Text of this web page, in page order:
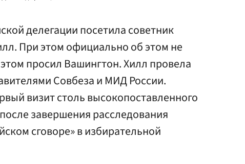
делегации посетила советник
При этом официально об этом не
просил Вашингтон. Хилл провела
Совбеза и МИД России.
визит столь высокопоставленного
завершения расследования
сговоре» в избирательной